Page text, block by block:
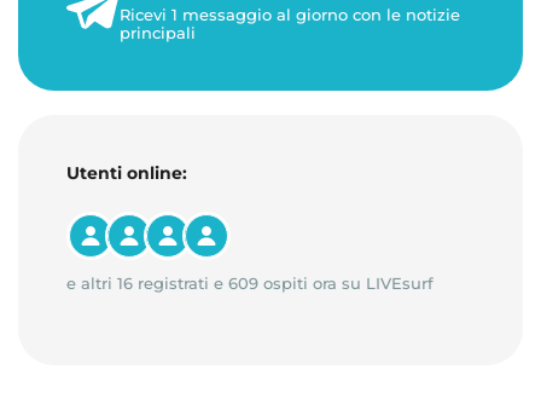
1 minuto di letturaRicevi 1 messaggio al giorno con le notizie
principali
Utenti online:
e altri 16 registrati e 609 ospiti ora su LIVEsurf